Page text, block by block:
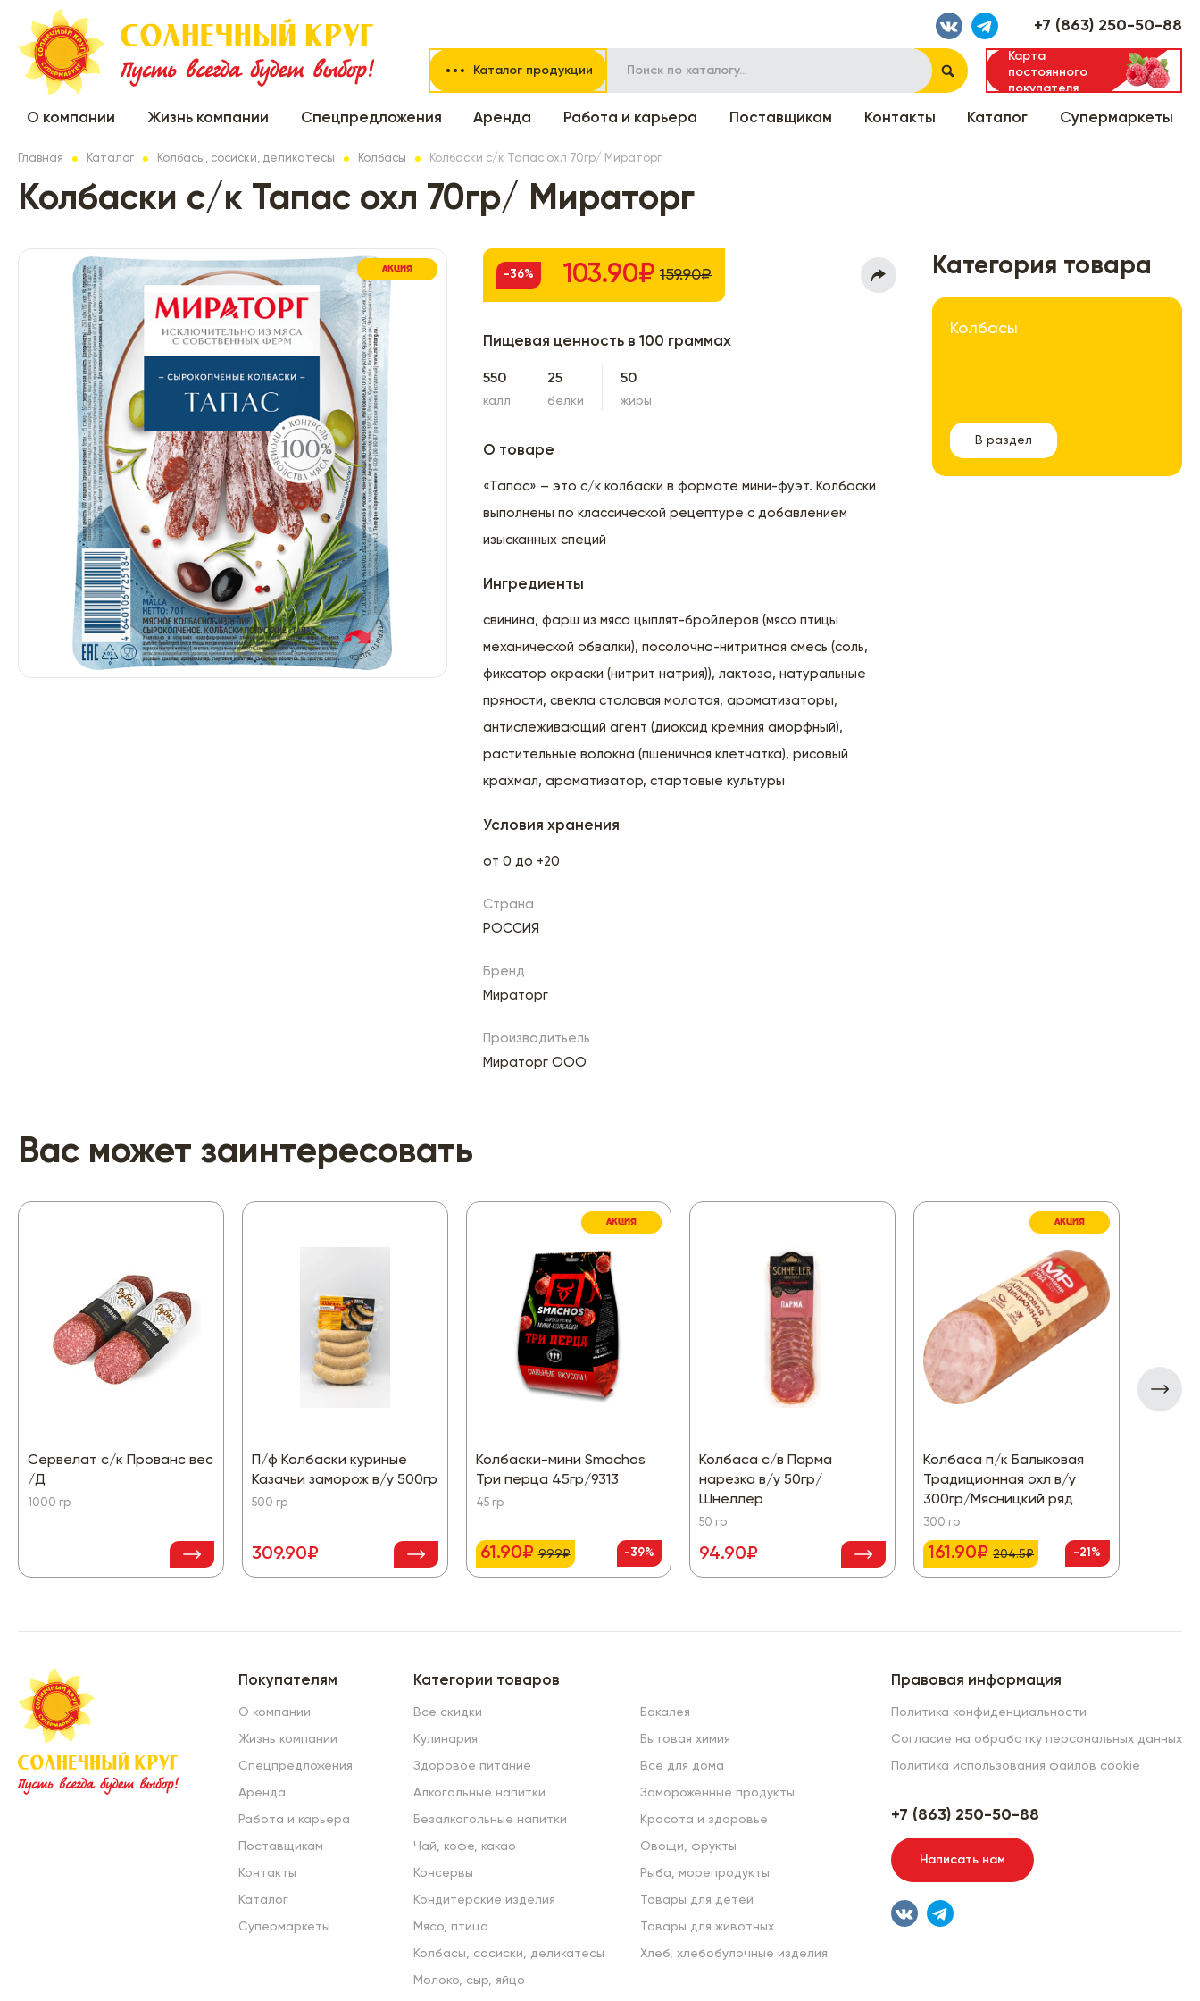
+7 (863) 250-50-88
Каталог продукции
Карта
постоянного
покупателя
О компании Жизнь компании Спецпредложения Аренда Работа и карьера Поставщикам Контакты Каталог Супермаркеты
Главная Каталог Колбасы, сосиски, деликатесы Колбасы Колбаски с/к Тапас охл 70гр/ Мираторг
Колбаски с/к Тапас охл 70гр/ Мираторг
АКЦИЯ -36% 103.90₽ 159.90₽
Пищевая ценность в 100 граммах
550
калл
25
белки
50
жиры
О товаре
«Тапас» – это с/к колбаски в формате мини-фуэт. Колбаски
выполнены по классической рецептуре с добавлением
изысканных специй
Ингредиенты
свинина, фарш из мяса цыплят-бройлеров (мясо птицы
механической обвалки), посолочно-нитритная смесь (соль,
фиксатор окраски (нитрит натрия)), лактоза, натуральные
пряности, свекла столовая молотая, ароматизаторы,
антислеживающий агент (диоксид кремния аморфный),
растительные волокна (пшеничная клетчатка), рисовый
крахмал, ароматизатор, стартовые культуры
Условия хранения
от 0 до +20
Страна
РОССИЯ
Бренд
Мираторг
Производитьель
Мираторг ООО
Категория товара
Колбасы
В раздел
Вас может заинтересовать
Сервелат с/к Прованс вес
/Д
1000 гр
П/ф Колбаски куриные
Казачьи заморож в/у 500гр
500 гр
309.90₽
Колбаски-мини Smachos
Три перца 45гр/9313
45 гр
61.90₽ 99.9₽ -39%
АКЦИЯ
Колбаса с/в Парма
нарезка в/у 50гр/
Шнеллер
50 гр
94.90₽
Колбаса п/к Балыковая
Традиционная охл в/у
300гр/Мясницкий ряд
300 гр
161.90₽ 204.5₽ -21%
АКЦИЯ
Покупателям
О компании
Жизнь компании
Спецпредложения
Аренда
Работа и карьера
Поставщикам
Контакты
Каталог
Супермаркеты
Категории товаров
Все скидки
Кулинария
Здоровое питание
Алкогольные напитки
Безалкогольные напитки
Чай, кофе, какао
Консервы
Кондитерские изделия
Мясо, птица
Колбасы, сосиски, деликатесы
Молоко, сыр, яйцо
Бакалея
Бытовая химия
Все для дома
Замороженные продукты
Красота и здоровье
Овощи, фрукты
Рыба, морепродукты
Товары для детей
Товары для животных
Хлеб, хлебобулочные изделия
Правовая информация
Политика конфиденциальности
Согласие на обработку персональных данных
Политика использования файлов cookie
+7 (863) 250-50-88
Написать нам